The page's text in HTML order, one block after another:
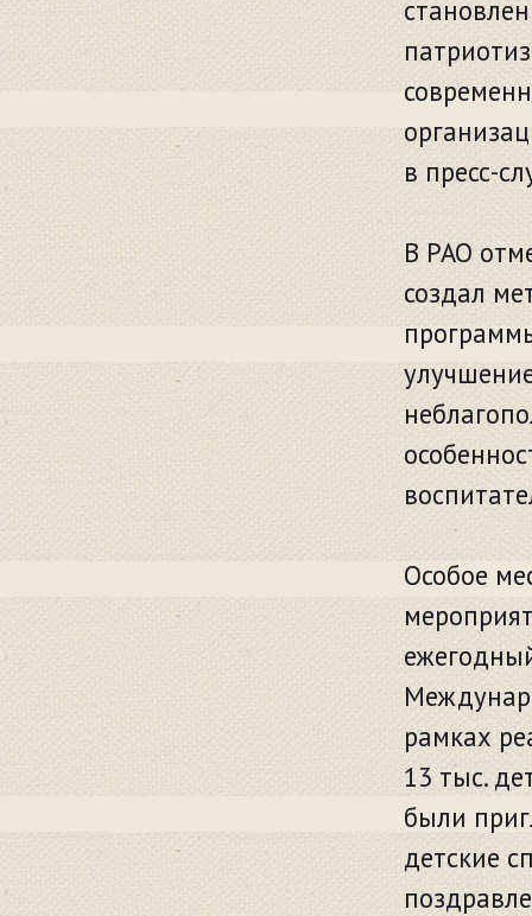
в пресс-
В РАО
создал
Особое
рамках
13 тыс.
были
детские